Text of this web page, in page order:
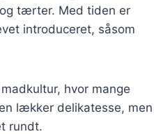
tærter. Med tiden er
introduceret, såsom
hvor mange
lækker delikatesse, men
rundt.